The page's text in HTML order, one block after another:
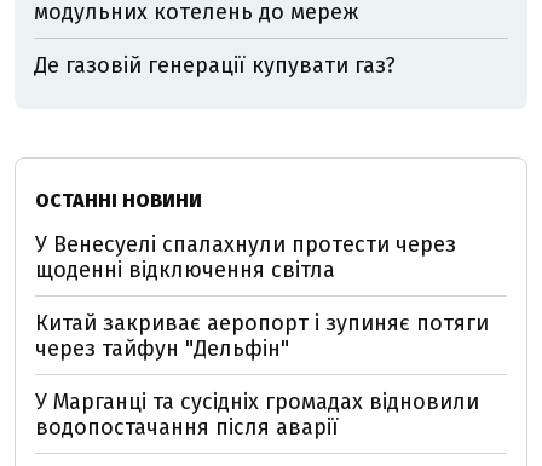
модульних котелень до мереж
Де газовій генерації купувати газ?
ОСТАННІ НОВИНИ
У Венесуелі спалахнули протести через
щоденні відключення світла
Китай закриває аеропорт і зупиняє потяги
через тайфун "Дельфін"
У Марганці та сусідніх громадах відновили
водопостачання після аварії